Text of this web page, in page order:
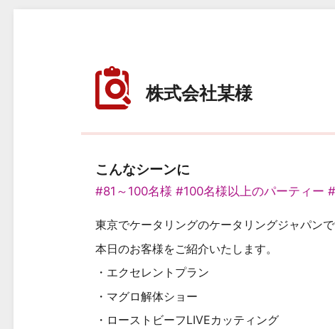
株式会社某様
こんなシーンに
#81～100名様 #100名様以上のパーティー
東京でケータリングのケータリングジャパン
本日のお客様をご紹介いたします。
・エクセレントプラン
・マグロ解体ショー
・ローストビーフLIVEカッティング